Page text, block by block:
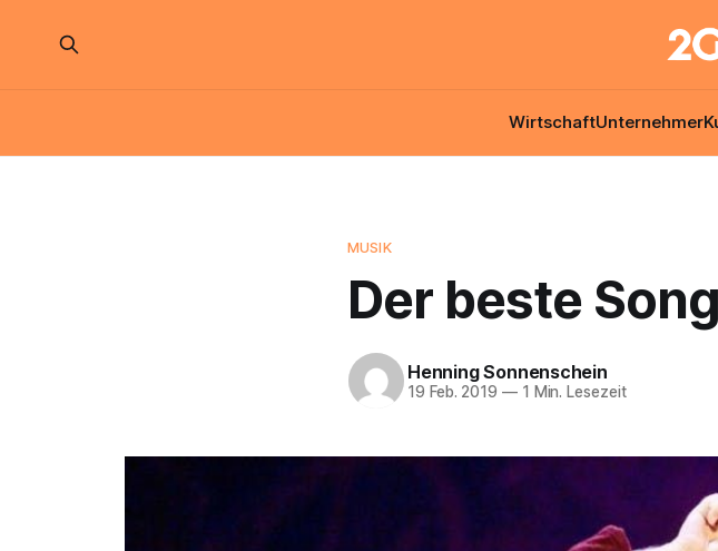
WirtschaftUnternehmer
MUSIK
Der beste
Henning Sonnenschein
19 Feb. 2019 —1 Min. Lesezeit